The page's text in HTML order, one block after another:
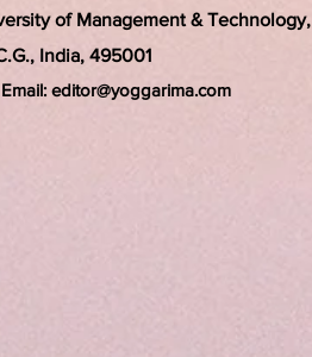
of Management & Technology,
India, 495001
editor@yoggarima.com